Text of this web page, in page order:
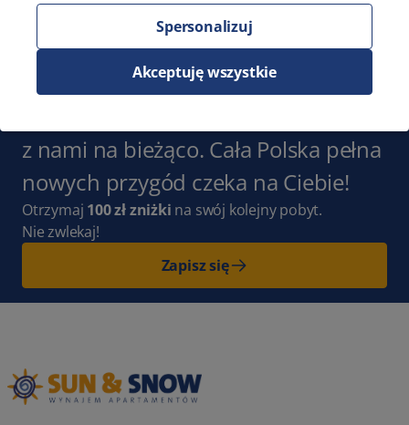
Widok
częściowy widok na góry
z nami na bieżąco. Cała Polska pełna
nowych przygód czeka na Ciebie!
Otrzymaj 100 zł zniżki na swój kolejny pobyt.
Nie zwlekaj!
Zapisz się
Spersonalizuj
Akceptuję wszystkie